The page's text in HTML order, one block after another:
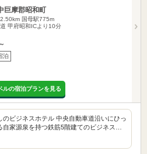
巨摩郡昭和町
国母駅775m
甲府昭和ICより10分
泊
ルの宿泊プランを見る
のビジネスホテル 中央自動車道沿いにひっ
自家源泉を持つ鉄筋5階建てのビジネス…